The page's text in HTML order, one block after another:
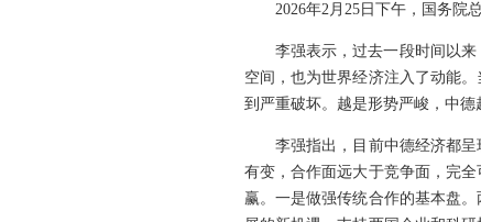
2026年2月25日下午，国务院
李强表示，过去一段时间以
空间，也为世界经济注入了动能
到严重破坏。越是形势严峻，中
李强指出，目前中德经济都
有变，合作面远大于竞争面，完
赢。一是做强传统合作的基本盘